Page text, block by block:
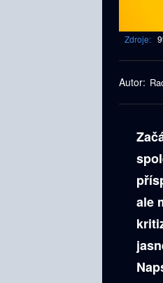
Zdroje:
Autor:
ale